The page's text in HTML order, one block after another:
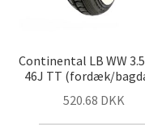
Continental LB WW
46J TT (fordæk/
520.68 DKK